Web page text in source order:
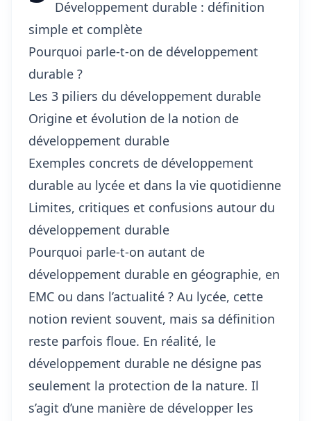
Développement durable : définition
simple et complète
Pourquoi parle-t-on de développement
durable ?
Les 3 piliers du développement durable
Origine et évolution de la notion de
développement durable
Exemples concrets de développement
durable au lycée et dans la vie quotidienne
Limites, critiques et confusions autour du
développement durable
Pourquoi parle-t-on autant de
développement durable en géographie, en
EMC ou dans l’actualité ? Au lycée, cette
notion revient souvent, mais sa définition
reste parfois floue. En réalité, le
développement durable ne désigne pas
seulement la protection de la nature. Il
s’agit d’une manière de développer les